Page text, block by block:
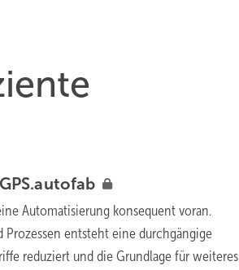
GPS.autofab
Automatisierung konsequent voran.
entsteht eine durchgängige
reduziert und die Grundlage für weiteres